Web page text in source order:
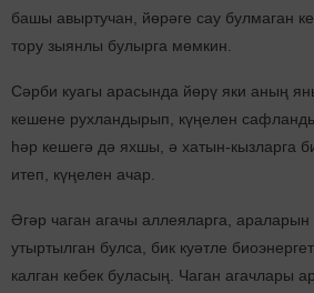
башы авыртучан, йөрәге сау булмаган
тору зыянлы булырга мөмкин.
Сәрби куагы арасында йөрү яки аның
кешене рухландырып, күңелен
һәр кешегә дә яхшы, ә хатын-кызларга
итеп, күңелен ачар.
Әгәр чаган агачы аллеяларга,
утыртылган булса, бик куәтле
калган кебек буласың. Чаган агачлары